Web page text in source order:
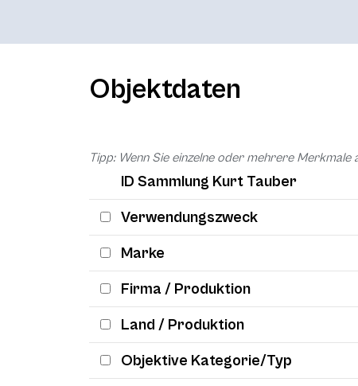
Objektdaten
Tipp: Wenn Sie einzelne oder mehrere
ID Sammlung Kurt Tauber
Verwendungszweck
Marke
Firma / Produktion
Land / Produktion
Objektive Kategorie/Typ